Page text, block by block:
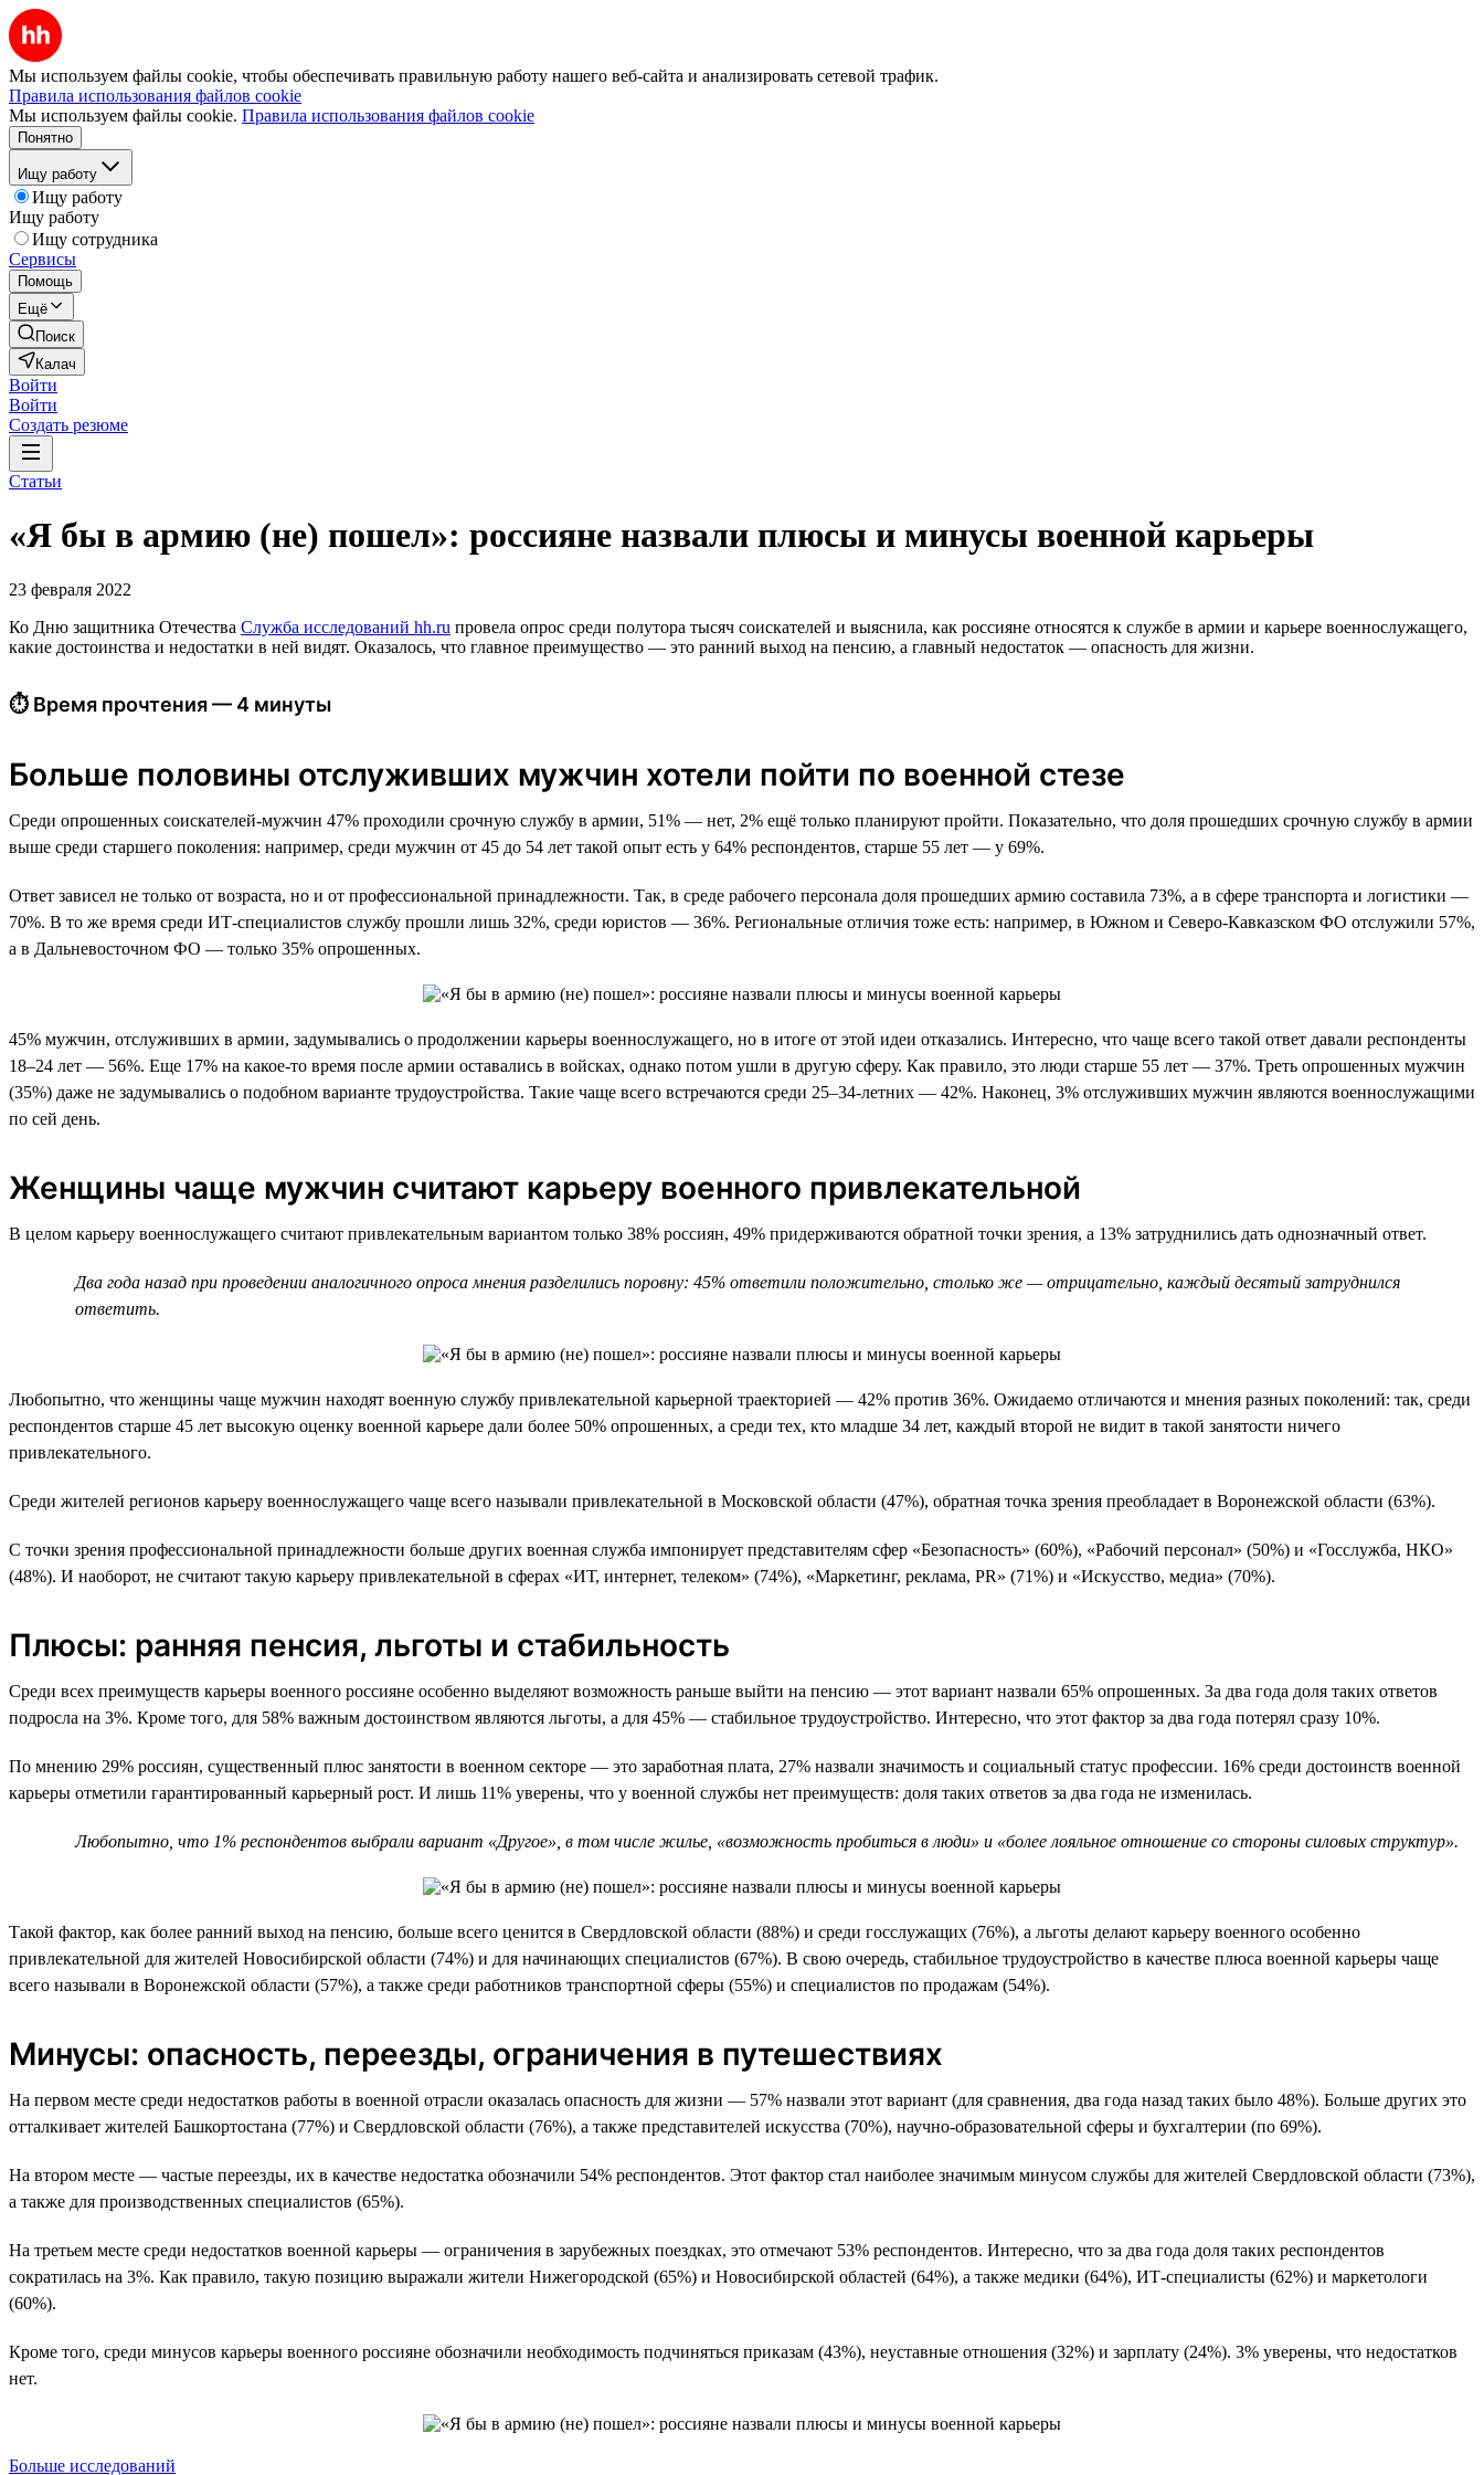
Мы используем файлы cookie, чтобы обеспечивать правильную работу нашего веб-сайта и анализировать сетевой трафик.
Правила использования файлов cookie
Мы используем файлы cookie. Правила использования файлов cookie
Понятно
Ищу работу
Ищу работу
Ищу работу
Ищу сотрудника
Сервисы
Помощь
Ещё
Поиск
Калач
Войти
Войти
Создать резюме
Статьи
«Я бы в армию (не) пошел»: россияне назвали плюсы и минусы военной карьеры
23 февраля 2022
Ко Дню защитника Отечества Служба исследований hh.ru провела опрос среди полутора тысяч соискателей и выяснила, как россияне относятся к службе в армии и карьере военнослужащего,
какие достоинства и недостатки в ней видят. Оказалось, что главное преимущество — это ранний выход на пенсию, а главный недостаток — опасность для жизни.
⏱ Время прочтения — 4 минуты
Больше половины отслуживших мужчин хотели пойти по военной стезе
Среди опрошенных соискателей-мужчин 47% проходили срочную службу в армии, 51% — нет, 2% ещё только планируют пройти. Показательно, что доля прошедших срочную службу в армии
выше среди старшего поколения: например, среди мужчин от 45 до 54 лет такой опыт есть у 64% респондентов, старше 55 лет — у 69%.
Ответ зависел не только от возраста, но и от профессиональной принадлежности. Так, в среде рабочего персонала доля прошедших армию составила 73%, а в сфере транспорта и логистики —
70%. В то же время среди ИТ-специалистов службу прошли лишь 32%, среди юристов — 36%. Региональные отличия тоже есть: например, в Южном и Северо-Кавказском ФО отслужили 57%,
а в Дальневосточном ФО — только 35% опрошенных.
45% мужчин, отслуживших в армии, задумывались о продолжении карьеры военнослужащего, но в итоге от этой идеи отказались. Интересно, что чаще всего такой ответ давали респонденты
18–24 лет — 56%. Еще 17% на какое-то время после армии оставались в войсках, однако потом ушли в другую сферу. Как правило, это люди старше 55 лет — 37%. Треть опрошенных мужчин
(35%) даже не задумывались о подобном варианте трудоустройства. Такие чаще всего встречаются среди 25–34-летних — 42%. Наконец, 3% отслуживших мужчин являются военнослужащими
по сей день.
Женщины чаще мужчин считают карьеру военного привлекательной
В целом карьеру военнослужащего считают привлекательным вариантом только 38% россиян, 49% придерживаются обратной точки зрения, а 13% затруднились дать однозначный ответ.
Два года назад при проведении аналогичного опроса мнения разделились поровну: 45% ответили положительно, столько же — отрицательно, каждый десятый затруднился
ответить.
Любопытно, что женщины чаще мужчин находят военную службу привлекательной карьерной траекторией — 42% против 36%. Ожидаемо отличаются и мнения разных поколений: так, среди
респондентов старше 45 лет высокую оценку военной карьере дали более 50% опрошенных, а среди тех, кто младше 34 лет, каждый второй не видит в такой занятости ничего
привлекательного.
Среди жителей регионов карьеру военнослужащего чаще всего называли привлекательной в Московской области (47%), обратная точка зрения преобладает в Воронежской области (63%).
С точки зрения профессиональной принадлежности больше других военная служба импонирует представителям сфер «Безопасность» (60%), «Рабочий персонал» (50%) и «Госслужба, НКО»
(48%). И наоборот, не считают такую карьеру привлекательной в сферах «ИТ, интернет, телеком» (74%), «Маркетинг, реклама, PR» (71%) и «Искусство, медиа» (70%).
Плюсы: ранняя пенсия, льготы и стабильность
Среди всех преимуществ карьеры военного россияне особенно выделяют возможность раньше выйти на пенсию — этот вариант назвали 65% опрошенных. За два года доля таких ответов
подросла на 3%. Кроме того, для 58% важным достоинством являются льготы, а для 45% — стабильное трудоустройство. Интересно, что этот фактор за два года потерял сразу 10%.
По мнению 29% россиян, существенный плюс занятости в военном секторе — это заработная плата, 27% назвали значимость и социальный статус профессии. 16% среди достоинств военной
карьеры отметили гарантированный карьерный рост. И лишь 11% уверены, что у военной службы нет преимуществ: доля таких ответов за два года не изменилась.
Любопытно, что 1% респондентов выбрали вариант «Другое», в том числе жилье, «возможность пробиться в люди» и «более лояльное отношение со стороны силовых структур».
Такой фактор, как более ранний выход на пенсию, больше всего ценится в Свердловской области (88%) и среди госслужащих (76%), а льготы делают карьеру военного особенно
привлекательной для жителей Новосибирской области (74%) и для начинающих специалистов (67%). В свою очередь, стабильное трудоустройство в качестве плюса военной карьеры чаще
всего называли в Воронежской области (57%), а также среди работников транспортной сферы (55%) и специалистов по продажам (54%).
Минусы: опасность, переезды, ограничения в путешествиях
На первом месте среди недостатков работы в военной отрасли оказалась опасность для жизни — 57% назвали этот вариант (для сравнения, два года назад таких было 48%). Больше других это
отталкивает жителей Башкортостана (77%) и Свердловской области (76%), а также представителей искусства (70%), научно-образовательной сферы и бухгалтерии (по 69%).
На втором месте — частые переезды, их в качестве недостатка обозначили 54% респондентов. Этот фактор стал наиболее значимым минусом службы для жителей Свердловской области (73%),
а также для производственных специалистов (65%).
На третьем месте среди недостатков военной карьеры — ограничения в зарубежных поездках, это отмечают 53% респондентов. Интересно, что за два года доля таких респондентов
сократилась на 3%. Как правило, такую позицию выражали жители Нижегородской (65%) и Новосибирской областей (64%), а также медики (64%), ИТ-специалисты (62%) и маркетологи
(60%).
Кроме того, среди минусов карьеры военного россияне обозначили необходимость подчиняться приказам (43%), неуставные отношения (32%) и зарплату (24%). 3% уверены, что недостатков
нет.
Больше исследований